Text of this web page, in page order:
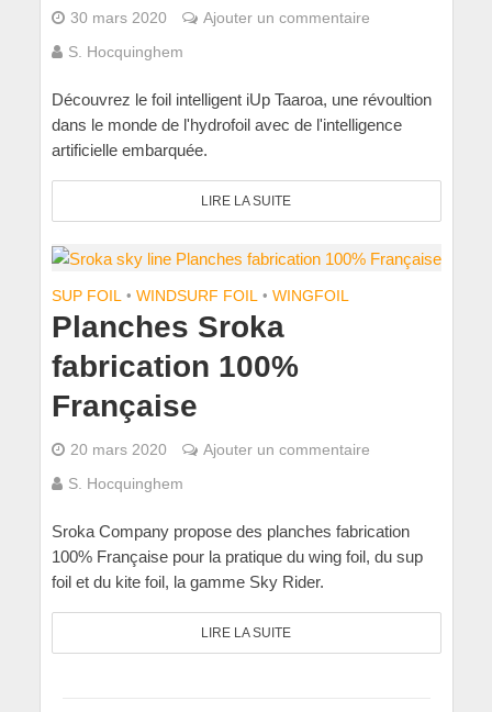
30 mars 2020
Ajouter un commentaire
S. Hocquinghem
Découvrez le foil intelligent iUp Taaroa, une révoultion
dans le monde de l'hydrofoil avec de l'intelligence
artificielle embarquée.
LIRE LA SUITE
SUP FOIL • WINDSURF FOIL • WINGFOIL
Planches Sroka
fabrication 100%
Française
20 mars 2020
Ajouter un commentaire
S. Hocquinghem
Sroka Company propose des planches fabrication
100% Française pour la pratique du wing foil, du sup
foil et du kite foil, la gamme Sky Rider.
LIRE LA SUITE